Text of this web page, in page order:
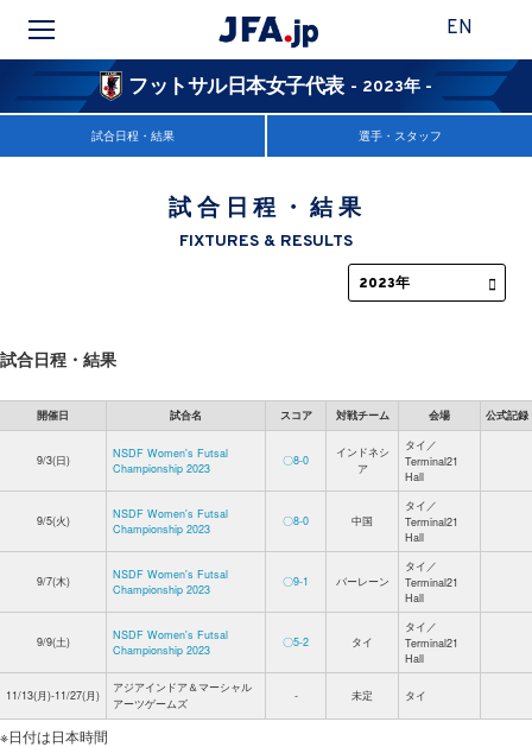
EN
フットサル日本女子代表 - 2023年 -
試合日程・結果 選手・スタッフ
試合日程・結果
FIXTURES & RESULTS
試合日程・結果
開催日 試合名 スコア 対戦チーム 会場 公式記録
9/3(日)
NSDF Women's Futsal
Championship 2023
〇8-0
インドネシ
ア
タイ／
Terminal21
Hall
9/5(火)
NSDF Women's Futsal
Championship 2023
〇8-0 中国
タイ／
Terminal21
Hall
9/7(木)
NSDF Women's Futsal
Championship 2023
〇9-1 バーレーン
タイ／
Terminal21
Hall
9/9(土)
NSDF Women's Futsal
Championship 2023
〇5-2 タイ
タイ／
Terminal21
Hall
11/13(月)-11/27(月)
アジアインドア＆マーシャル
アーツゲームズ
- 未定 タイ
※日付は日本時間